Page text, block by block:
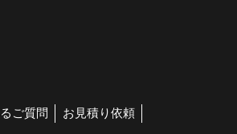
ご質問 お見積り依頼